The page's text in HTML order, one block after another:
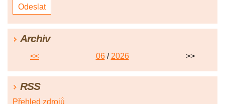
Archiv
<< 06/2026 >>
RSS
Přehled zdrojů